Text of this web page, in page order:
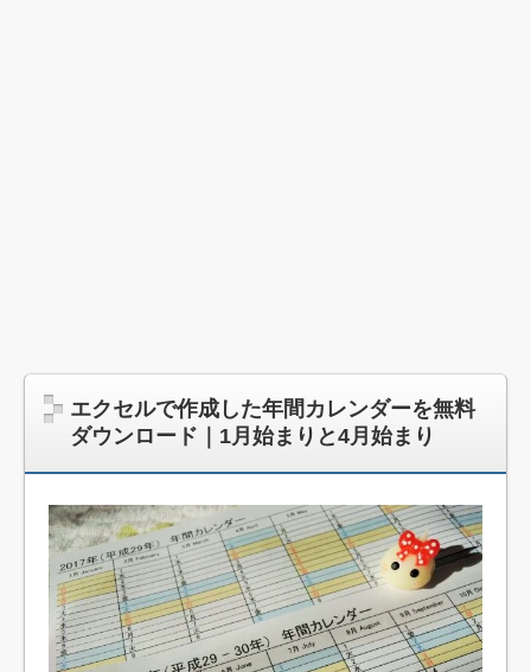
エクセルで作成した年間カレンダーを無料
ダウンロード｜1月始まりと4月始まり